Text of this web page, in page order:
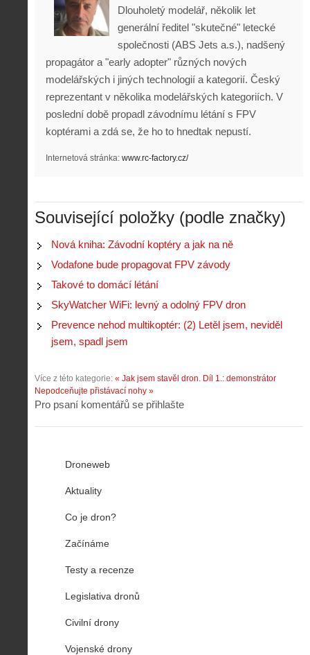
Dlouholetý modelář, několik let
generální ředitel "skutečné" letecké
společnosti (ABS Jets a.s.), nadšený
propagátor a "early adopter" různých nových
modelářských i jiných technologií a kategorií. Český
reprezentant v několika modelářských kategoriích. V
poslední době propadl závodnímu létání s FPV
koptérami a zdá se, že ho to hnedtak nepustí.
Internetová stránka: www.rc-factory.cz/
Související položky (podle značky)
Nová kniha: Závodní koptéry a jak na ně
Vodafone bude propagovat FPV závody
Takové to domácí létání
SkyWatcher WiFi: levný a odolný FPV dron
Prevence nehod multikoptér: (2) Letěl jsem, neviděl
jsem, spadl jsem
Více z této kategorie: « Jak jsem stavěl dron. Díl 1.: demonstrátor
Nepodceňujte přistávací nohy »
Pro psaní komentářů se přihlašte
Droneweb
Aktuality
Co je dron?
Začínáme
Testy a recenze
Legislativa dronů
Civilní drony
Vojenské drony